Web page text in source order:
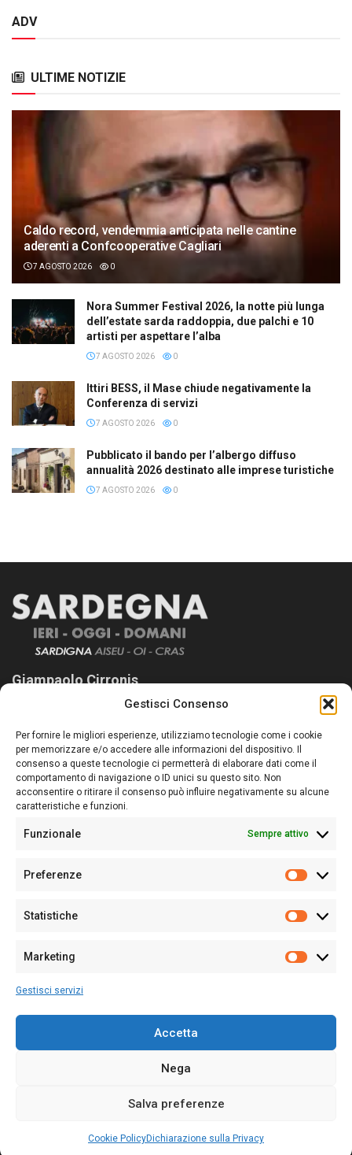
Gestisci Consenso
Per fornire le migliori esperienze, utilizziamo tecnologie come i cookie
per memorizzare e/o accedere alle informazioni del dispositivo. Il
consenso a queste tecnologie ci permetterà di elaborare dati come il
comportamento di navigazione o ID unici su questo sito. Non
acconsentire o ritirare il consenso può influire negativamente su alcune
caratteristiche e funzioni.
Funzionale Sempre attivo
Preferenze
Statistiche
Marketing
Gestisci servizi
Accetta
Nega
Salva preferenze
Cookie PolicyDichiarazione sulla Privacy
ADV
ULTIME NOTIZIE
Caldo record, vendemmia anticipata nelle cantine
aderenti a Confcooperative Cagliari
7 AGOSTO 2026 0
Nora Summer Festival 2026, la notte più lunga
dell’estate sarda raddoppia, due palchi e 10
artisti per aspettare l’alba
7 AGOSTO 2026 0
Ittiri BESS, il Mase chiude negativamente la
Conferenza di servizi
7 AGOSTO 2026 0
Pubblicato il bando per l’albergo diffuso
annualità 2026 destinato alle imprese turistiche
7 AGOSTO 2026 0
Giampaolo Cirronis
Sardegna Ieri-Oggi-Domani nasce per informare “liberamente” i
lettori su quanto accade in Sardegna, con un occhio rivolto al
nostro passato e, soprattutto, al nostro futuro
Follow Us
Sede:Via Cristoforo Colombo 09013 Carbonia
Partita IVA02270380922
128/2020 del 10/02/2020
Per la Pubblicità:
Sardegna Ieri-Oggi-Domani- Tutti i diritti sono riservati -